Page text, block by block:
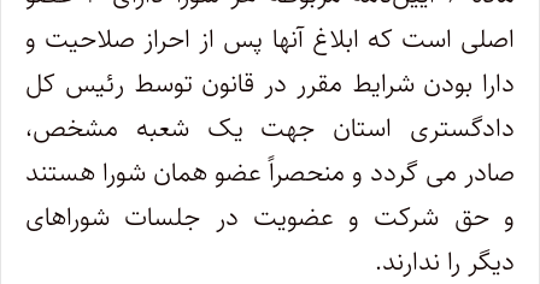
اصلی است که ابلاغ آنها پس از احراز صلاحیت و
دارا بودن شرایط مقرر در قانون توسط رئیس کل
دادگستری استان جهت یک شعبه مشخص،
صادر می گردد و منحصراً عضو همان شورا هستند
و حق شرکت و عضویت در جلسات شوراهای
دیگر را ندارند.